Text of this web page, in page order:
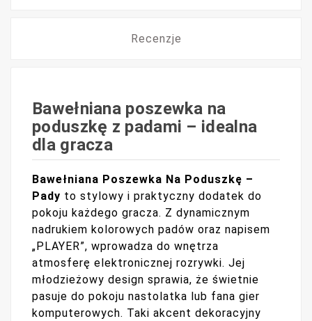
Recenzje
Bawełniana poszewka na
poduszkę z padami – idealna
dla gracza
Bawełniana Poszewka Na Poduszkę –
Pady to stylowy i praktyczny dodatek do
pokoju każdego gracza. Z dynamicznym
nadrukiem kolorowych padów oraz napisem
„PLAYER”, wprowadza do wnętrza
atmosferę elektronicznej rozrywki. Jej
młodzieżowy design sprawia, że świetnie
pasuje do pokoju nastolatka lub fana gier
komputerowych. Taki akcent dekoracyjny